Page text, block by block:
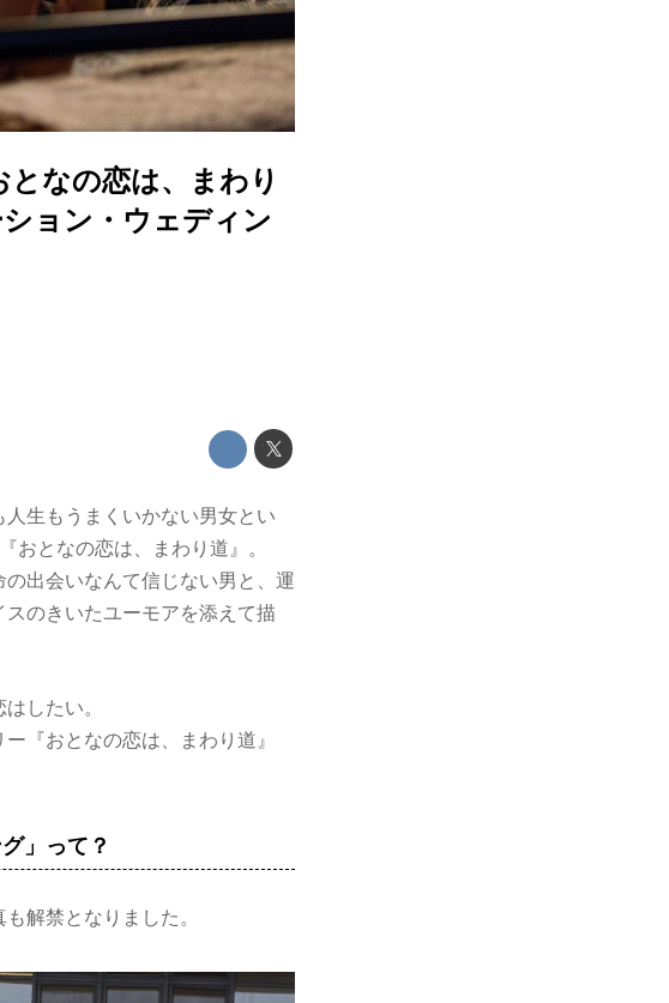
なの恋は、まわり
ョン・ウェディン
生もうまくいかない男女とい
おとなの恋は、まわり道』。
出会いなんて信じない男と、運
のきいたユーモアを添えて描
したい。
『おとなの恋は、まわり道』
グ」って？
解禁となりました。